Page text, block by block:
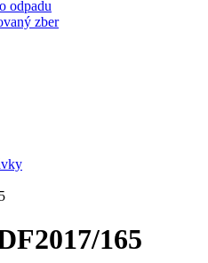
odpadu
zber
165